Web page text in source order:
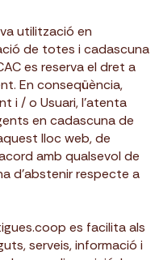
utilització en
de totes i cadascuna
es reserva el dret a
En conseqüència,
i / o Usuari, l’atenta
en cadascuna de
lloc web, de
amb qualsevol de
d’abstenir respecte a
es facilita als
serveis, informació i